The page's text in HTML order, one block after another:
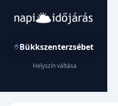
Bükkszenterzsébet
Helyszín váltása